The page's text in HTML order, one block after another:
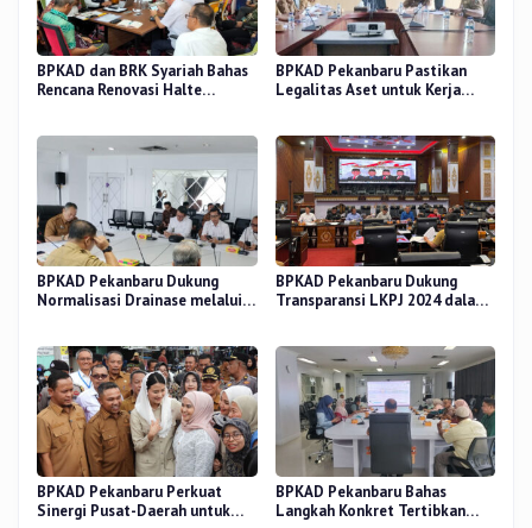
BPKAD dan BRK Syariah Bahas
Rencana Renovasi Halte
BPKAD Pekanbaru Pastikan
Legalitas Aset untuk Kerja
BPKAD Pekanbaru Dukung
Normalisasi Drainase melalui
BPKAD Pekanbaru Dukung
Transparansi LKPJ 2024 dalam
BPKAD Pekanbaru Perkuat
Sinergi Pusat-Daerah untuk
BPKAD Pekanbaru Bahas
Langkah Konkret Tertibkan